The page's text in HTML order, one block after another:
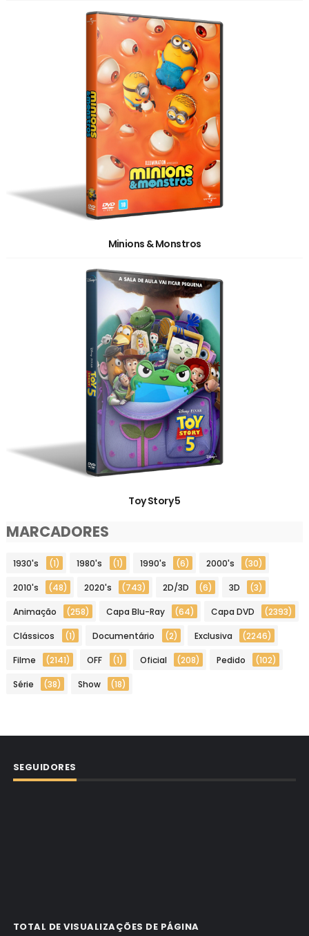
Minions & Monstros
Toy Story 5
MARCADORES
1930's (1) 1980's (1) 1990's (6) 2000's (30)
2010's (48) 2020's (743) 2D/3D (6) 3D (3)
Animação (258) Capa Blu-Ray (64) Capa DVD (2393)
Clássicos (1) Documentário (2) Exclusiva (2246)
Filme (2141) OFF (1) Oficial (208) Pedido (102)
Série (38) Show (18)
SEGUIDORES
TOTAL DE VISUALIZAÇÕES DE PÁGINA